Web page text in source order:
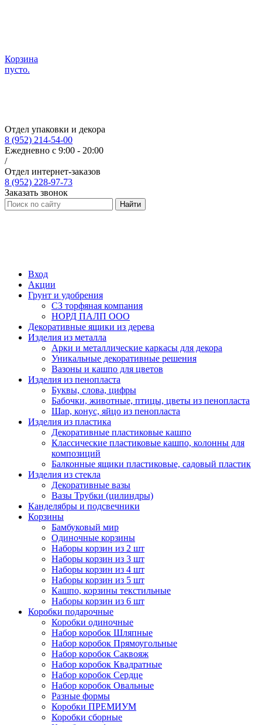
Корзина
пусто.
Отдел упаковки и декора
8 (952) 214-54-00
Ежедневно с 9:00 - 20:00
/
Отдел интернет-заказов
8 (952) 228-97-73
Заказать звонок
Найти
Вход
Акции
Грунт и удобрения
СЗ торфяная компания
НОРД ПАЛП ООО
Декоративные ящики из дерева
Изделия из металла
Арки и металлические каркасы для декора
Уникальные декоративные решения
Вазоны и кашпо для цветов
Изделия из пенопласта
Буквы, слова, цифры
Бабочки, животные, птицы, цветы из пенопласта
Шар, конус, яйцо из пенопласта
Изделия из пластика
Декоративные пластиковые кашпо
Классические пластиковые кашпо, колонны для
композиций
Балконные ящики пластиковые, садовый пластик
Изделия из стекла
Декоративные вазы
Вазы Трубки (цилиндры)
Канделябры и подсвечники
Корзины
Бамбуковый мир
Одиночные корзины
Наборы корзин из 2 шт
Наборы корзин из 3 шт
Наборы корзин из 4 шт
Наборы корзин из 5 шт
Кашпо, корзины текстильные
Наборы корзин из 6 шт
Коробки подарочные
Коробки одиночные
Набор коробок Шляпные
Набор коробок Прямоугольные
Набор коробок Саквояж
Набор коробок Квадратные
Набор коробок Сердце
Набор коробок Овальные
Разные формы
Коробки ПРЕМИУМ
Коробки сборные